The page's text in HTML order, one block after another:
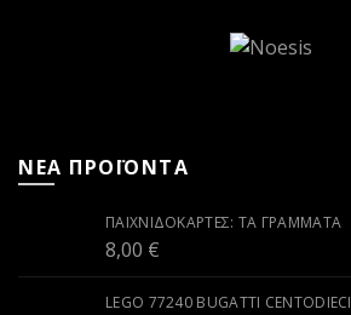
ΝΕΑ ΠΡΟΪΟΝΤΑ
ΠΑΙΧΝΙΔΟΚΆΡΤΕΣ: ΤΑ ΓΡΆΜΜΑΤΑ
8,00 €
LEGO 77240 BUGATTI CENTODIECI